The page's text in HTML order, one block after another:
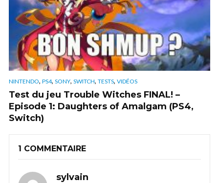
NINTENDO, PS4, SONY, SWITCH, TESTS, VIDÉOS
Test du jeu Trouble Witches FINAL! –
Episode 1: Daughters of Amalgam (PS4,
Switch)
1 COMMENTAIRE
sylvain